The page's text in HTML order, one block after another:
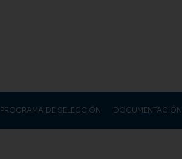
PROGRAMA DE SELECCIÓN DOCUMENTACIÓN